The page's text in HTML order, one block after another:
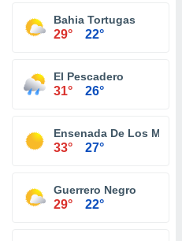
Bahia Tortugas
29° 22°
El Pescadero
31° 26°
Ensenada De Los
33° 27°
Guerrero Negro
29° 22°